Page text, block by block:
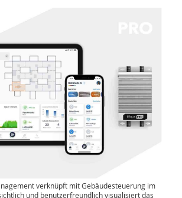
verknüpft mit Gebäudesteuerung im
und benutzerfreundlich visualisiert das